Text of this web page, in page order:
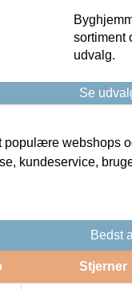
sortiment
udvalg.
Se
webshops
kundeservice,
Bedst
Stjerner